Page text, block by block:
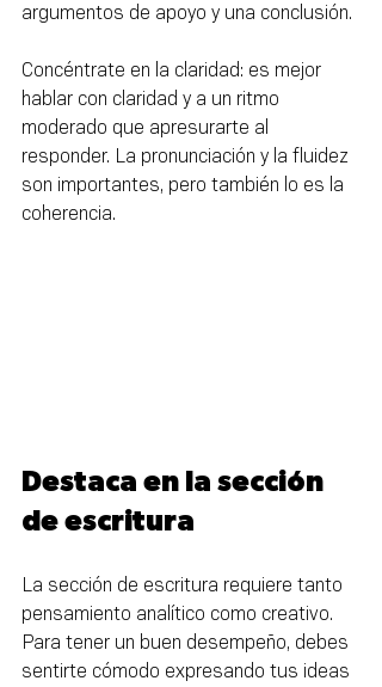
argumentos de apoyo y una conclusión.
Concéntrate en la claridad: es mejor
hablar con claridad y a un ritmo
moderado que apresurarte al
responder. La pronunciación y la fluidez
son importantes, pero también lo es la
coherencia.
Destaca en la sección
de escritura
La sección de escritura requiere tanto
pensamiento analítico como creativo.
Para tener un buen desempeño, debes
sentirte cómodo expresando tus ideas